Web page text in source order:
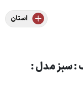
استان
: سبز مدل :